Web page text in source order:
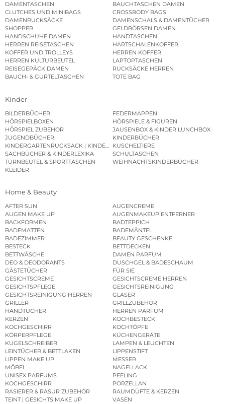
DAMENTASCHEN
BAUCHTASCHEN DAMEN
CLUTCHES UND MINIBAGS
CROSSBODY BAGS
DAMENRUCKSÄCKE
DAMENSCHALS & DAMENTÜCHER
SHOPPER
GELDBÖRSEN DAMEN
HANDSCHUHE DAMEN
HANDTASCHEN
HERREN REISETASCHEN
HARTSCHALENKOFFER
KOFFER UND TROLLEYS
HERREN KOFFER
HERREN KULTURBEUTEL
LAPTOPTASCHEN
REISEGEPÄCK DAMEN
RUCKSÄCKE HERREN
BAUCH- & GÜRTELTASCHEN
TOTE BAG
Kinder
BILDERBÜCHER
FEDERMAPPEN
HÖRSPIELBOXEN
HÖRSPIELE & FIGUREN
HÖRSPIEL ZUBEHÖR
JAUSENBOX & KINDER LUNCHBOX
JUGENDBÜCHER
KINDERBÜCHER
KINDERGARTENRUCKSACK | KINDERGARTENBEUTEL
KUSCHELTIERE
SACHBÜCHER & KINDERLEXIKA
SCHULTASCHEN
TURNBEUTEL & SPORTTASCHEN
WEIHNACHTSKINDERBÜCHER
KLEIDER
Home & Beauty
AFTER SUN
AUGENCREME
AUGEN MAKE UP
AUGENMAKEUP ENTFERNER
BACKFORMEN
BADTEPPICH
BADEMATTEN
BADEMÄNTEL
BADEZIMMER
BEAUTY GESCHENKE
BESTECK
BETTDECKEN
BETTWÄSCHE
DAMEN PARFUM
DEO & DEODORANTS
DUSCHGEL & BADESCHAUM
GÄSTETÜCHER
FÜR SIE
GESICHTSCREME
GESICHTSCREME HERREN
GESICHTSPFLEGE
GESICHTSREINIGUNG
GESICHTSREINIGUNG HERREN
GLÄSER
GRILLER
GRILLZUBEHÖR
HANDTÜCHER
HERREN PARFUM
KERZEN
KOCHBESTECK
KOCHGESCHIRR
KOCHTÖPFE
KÖRPERPFLEGE
KÜCHENGERÄTE
KUGELSCHREIBER
LAMPEN & LEUCHTEN
LEINTÜCHER & BETTLAKEN
LIPPENSTIFT
LIPPEN MAKE UP
MESSER
MÖBEL
NAGELLACK
UNISEX PARFUMS
PEELING
KOCHGESCHIRR
PORZELLAN
RASIERER & RASUR ZUBEHÖR
RAUMDÜFTE & KERZEN
TEINT | GESICHTS MAKE UP
VASEN